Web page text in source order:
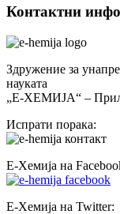
Контактни
Здружение за
науката
„Е-ХЕМИЈА“ –
Испрати порака:
Е-Хемија на
Е-Хемија на Twitter: